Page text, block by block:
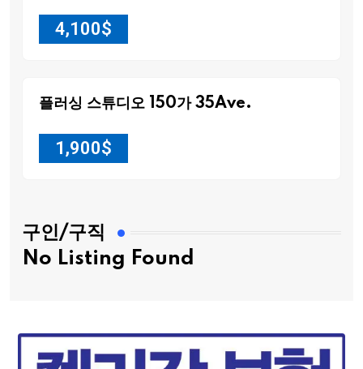
4,100$
플러싱 스튜디오 150가 35Ave.
1,900$
구인/구직
No Listing Found